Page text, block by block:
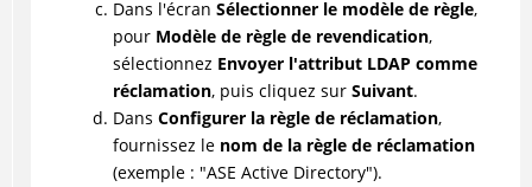
Dans l'écran Sélectionner le modèle de règle,
pour Modèle de règle de revendication,
sélectionnez Envoyer l'attribut LDAP comme
réclamation, puis cliquez sur Suivant.
Dans Configurer la règle de réclamation,
fournissez le nom de la règle de réclamation
(exemple : "ASE Active Directory").